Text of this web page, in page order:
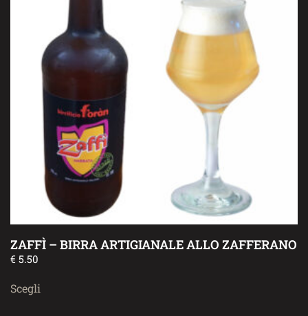
ZAFFÌ – BIRRA ARTIGIANALE ALLO ZAFFERANO
€ 5.50
Scegli